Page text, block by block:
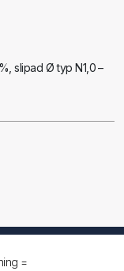
slipad Ø typ N1,0 –
=